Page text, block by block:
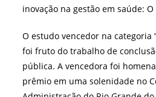
inovação na gestão em saúde: O
O estudo vencedor na categoria
foi fruto do trabalho de
pública. A vencedora foi
prêmio em uma solenidade no